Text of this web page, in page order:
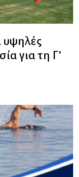
υψηλές
για τη Γ’